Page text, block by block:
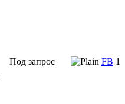
Под запрос FB 1